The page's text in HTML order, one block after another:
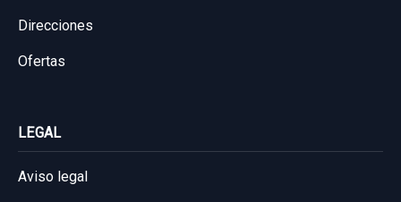
40,00 €
Sin IVA, gastos de envío no incluidos.
Direcciones
Ofertas
LEGAL
Aviso legal